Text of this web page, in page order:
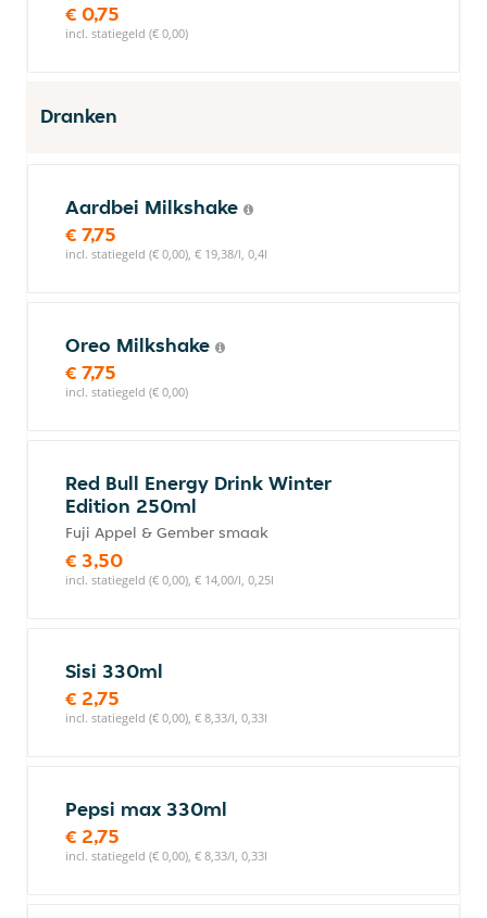
€ 0,75
incl. statiegeld (€ 0,00)
Dranken
Aardbei Milkshake
€ 7,75
incl. statiegeld (€ 0,00), € 19,38/l, 0,4l
Oreo Milkshake
€ 7,75
incl. statiegeld (€ 0,00)
Red Bull Energy Drink Winter
Edition 250ml
Fuji Appel & Gember smaak
€ 3,50
incl. statiegeld (€ 0,00), € 14,00/l, 0,25l
Sisi 330ml
€ 2,75
incl. statiegeld (€ 0,00), € 8,33/l, 0,33l
Pepsi max 330ml
€ 2,75
incl. statiegeld (€ 0,00), € 8,33/l, 0,33l